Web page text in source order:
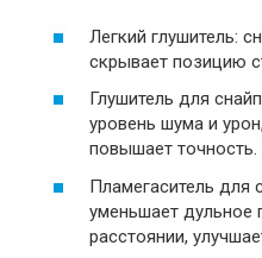
Легкий глушитель:
скрывает позицию
Глушитель для
уровень шума и
повышает точность.
Пламегаситель для
уменьшает дульное
расстоянии,